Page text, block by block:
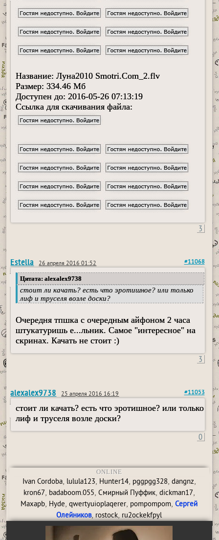
Название: Луна2010 Smotri.Com_2.flv
Размер: 334.46 Мб
Доступен до: 2016-05-26 07:13:19
Ссылка для скачивания файла:
3
Estella 26 апреля 2016 01:52 #11068
Цитата: alexalex9738
стоит ли качать? есть что эротишное? или только
лиф и труселя возле доски?
Очередня тпшка с очередным айфоном 2 часа
штукатуришь е...льник. Самое "интересное" на
скринах. Качать не стоит :)
3
alexalex9738 25 апреля 2016 16:19 #11053
стоит ли качать? есть что эротишное? или только
лиф и труселя возле доски?
0
ONLINE
Ivan Cordoba, lulula123, Hunter14, pggpgg328, dangnz,
kron67, badaboom.055, Смирный Пуффик, dickman17,
Maxapb, Hyde,qwertyuioplaqerer, pompompom,Сергей
Олейников, rostock, ru2ockekfpyl